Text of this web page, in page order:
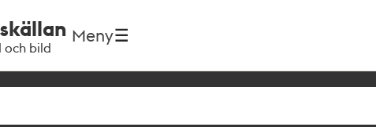
och bild
Meny